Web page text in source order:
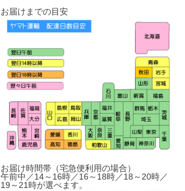
お届けまでの目安
お届け時間帯（宅急便利用の場合）
午前中／14～16時／16～18時／18～20時／
19～21時が選べます。